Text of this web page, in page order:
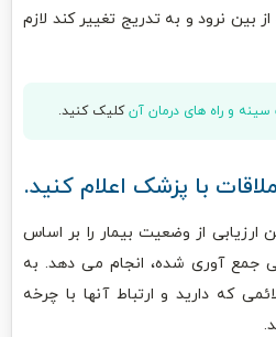
بین نرود و به تدریج تغییر کند لازم
و راه های درمان آنکلیک کنید.
با پزشک اعلام کنید.
ارزیابی از وضعیت بیمار را بر اساس
جمع آوری شده، انجام می دهد. به
که دارید و ارتباط آنها با چرخه